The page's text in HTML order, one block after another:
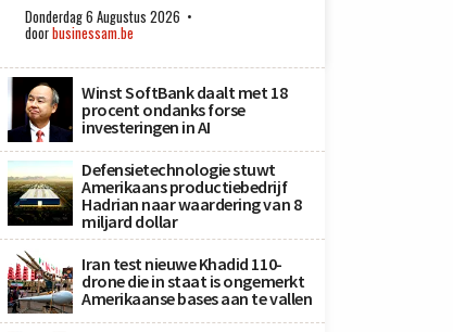
Donderdag 6 Augustus 2026
doorbusinessam.be
Winst SoftBank daalt met 18
procent ondanks forse
investeringen in AI
Defensietechnologie stuwt
Amerikaans productiebedrijf
Hadrian naar waardering van 8
miljard dollar
Iran test nieuwe Khadid 110-
drone die in staat is ongemerkt
Amerikaanse bases aan te vallen